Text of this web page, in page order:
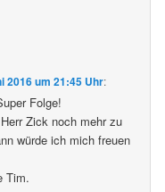
2016 um 21:45 Uhr:
Folge!
Zick noch mehr zu
würde ich mich freuen
Tim.